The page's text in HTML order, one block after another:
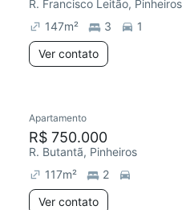
R. Francisco Leitão, Pinheiros
147m² 3
1
Ver contato
Apartamento
R$ 750.000
R. Butantã, Pinheiros
117m²
2
Ver contato